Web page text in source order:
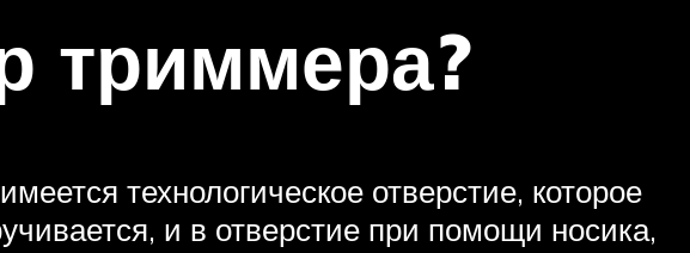
триммера?
технологическое отверстие, которое
и в отверстие при помощи носика,